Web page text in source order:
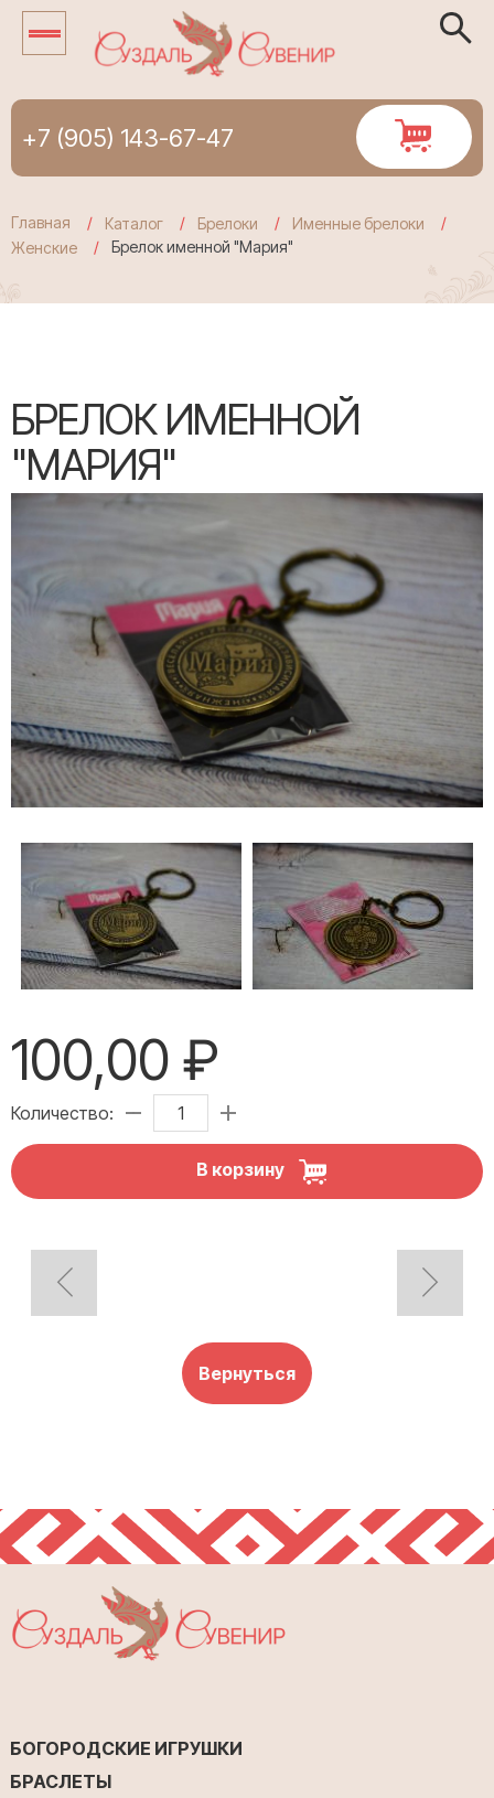
+7 (905) 143-67-47
Главная Каталог Брелоки
Именные брелоки
Женские
Брелок именной "Мария"
БРЕЛОК ИМЕННОЙ
"МАРИЯ"
100,00 ₽
Количество:
В корзину
Вернуться
БОГОРОДСКИЕ ИГРУШКИ
БРАСЛЕТЫ